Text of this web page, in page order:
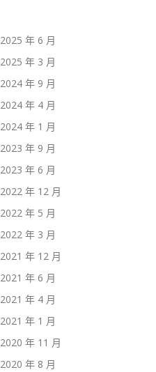
2025 年 6 月
2025 年 3 月
2024 年 9 月
2024 年 4 月
2024 年 1 月
2023 年 9 月
2023 年 6 月
2022 年 12 月
2022 年 5 月
2022 年 3 月
2021 年 12 月
2021 年 6 月
2021 年 4 月
2021 年 1 月
2020 年 11 月
2020 年 8 月